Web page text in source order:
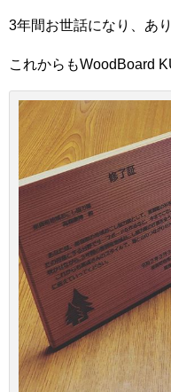
3年間お世話になり、あ
これからもWoodBoard